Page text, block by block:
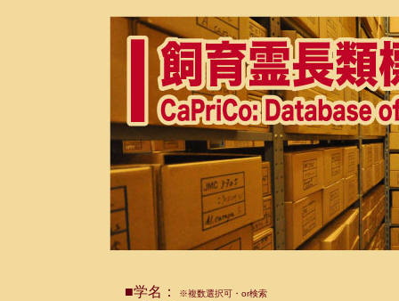
■学名： ※複数選択可・or検索